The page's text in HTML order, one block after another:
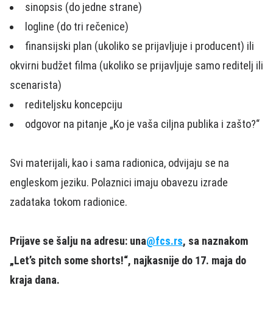
sinopsis (do jedne strane)
logline (do tri rečenice)
finansijski plan (ukoliko se prijavljuje i producent) ili
okvirni budžet filma (ukoliko se prijavljuje samo reditelj ili
scenarista)
rediteljsku koncepciju
odgovor na pitanje „Ko je vaša ciljna publika i zašto?“
Svi materijali, kao i sama radionica, odvijaju se na
engleskom jeziku. Polaznici imaju obavezu izrade
zadataka tokom radionice.
Prijave se šalju na adresu: una@fcs.rs, sa naznakom
„Let’s pitch some shorts!“, najkasnije do 17. maja do
kraja dana.